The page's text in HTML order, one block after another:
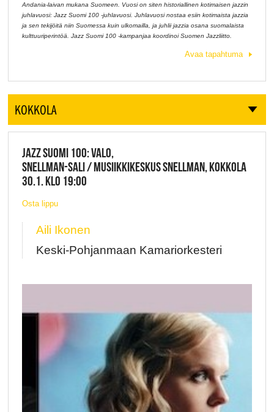
Andania-laivan mukana Suomeen. Vuosi on siten historiallinen kotimaisen jazzin
juhlavuosi: Jazz Suomi 100 -juhlavuosi. Juhlavuosi nostaa esiin kotimaista jazzia
ja sen tekijöitä niin Suomessa kuin ulkomailla, ja juhlii jazzia osana suomalaista
kulttuuriperintöä. Jazz Suomi 100 -kampanjaa koordinoi Suomen Jazzliitto.
Avaa tapahtuma
KOKKOLA
JAZZ SUOMI 100: VALO,
SNELLMAN-SALI / MUSIIKKIKESKUS SNELLMAN, KOKKOLA
30.1. KLO 19:00
Osta lippu
Aili Ikonen
Keski-Pohjanmaan Kamariorkesteri